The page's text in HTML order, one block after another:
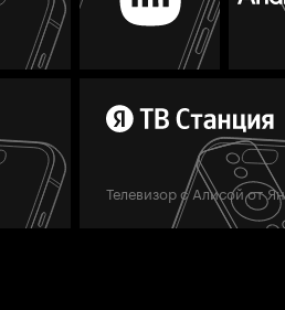
Телевизор с Алисой от